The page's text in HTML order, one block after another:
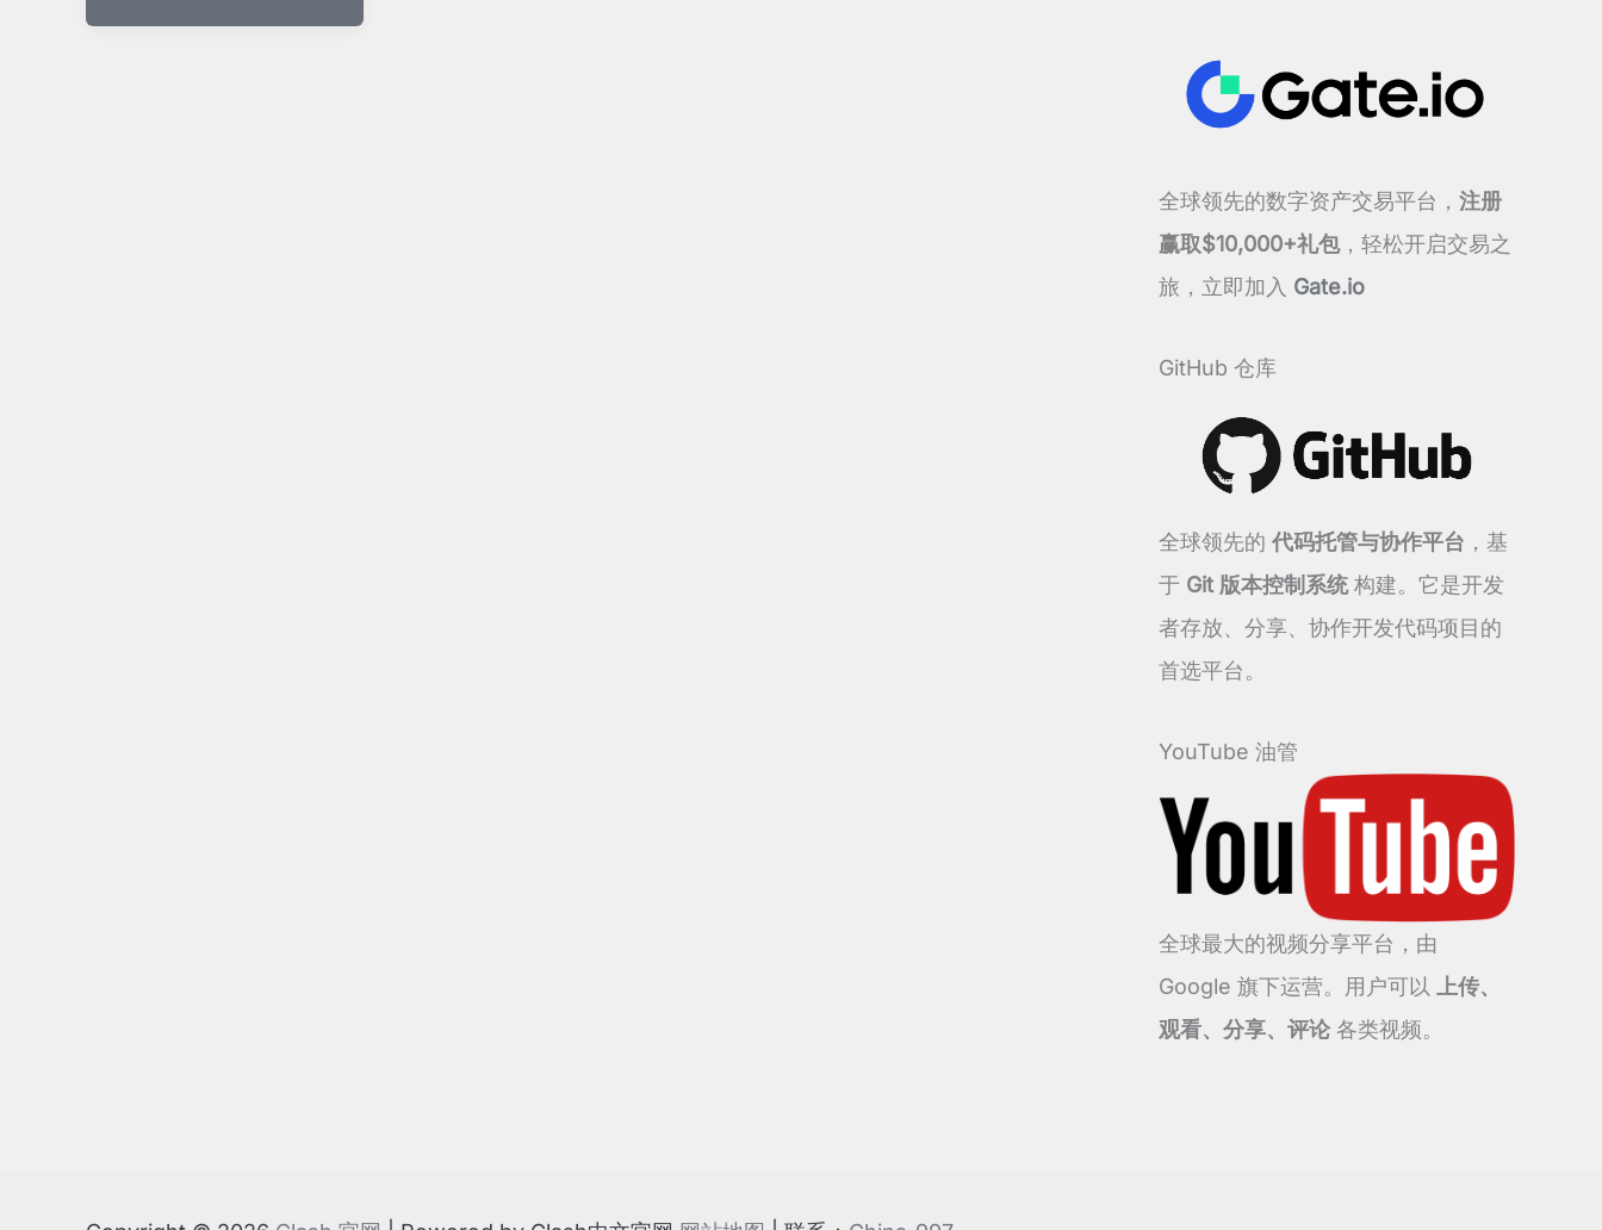
全球领先的数字资产交易平台， 注册
赢取$10,000+礼包，轻松开启交易之
旅，立即加入 Gate.io
GitHub 仓库
全球领先的 代码托管与协作平台 ，基
于 Git 版本控制系统构建。它是开发
者存放、分享、协作开发代码项目的
首选平台。
YouTube 油管
全球最大的视频分享平台，由
Google 旗下运营。用户可以 上传、
观看、分享、评论各类视频。